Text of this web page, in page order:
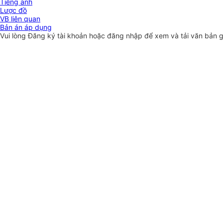
Tiếng anh
Lược đồ
VB liên quan
Bản án áp dụng
Vui lòngĐăng ký tài khoản hoặc đăng nhập để xem và tải văn bản